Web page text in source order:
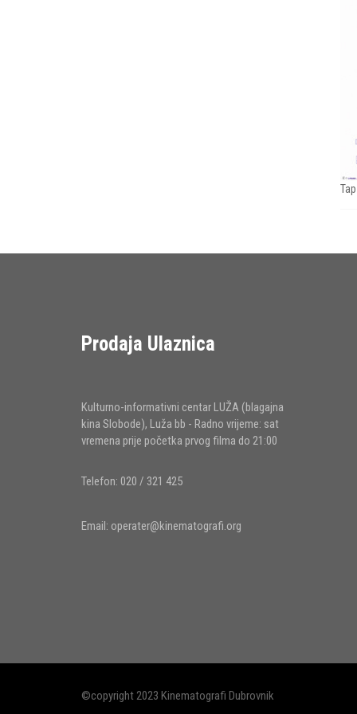
Prodaja Ulaznica
Kulturno-informativni centar LUŽA (blagajna
kina Slobode), Luža bb - Radno vrijeme: sat
vremena prije početka prvog filma do 21:00
Telefon: 020 / 321 425
Email: operater@kinematografi.org
©copyright 2023 Kinematografi Dubrovnik